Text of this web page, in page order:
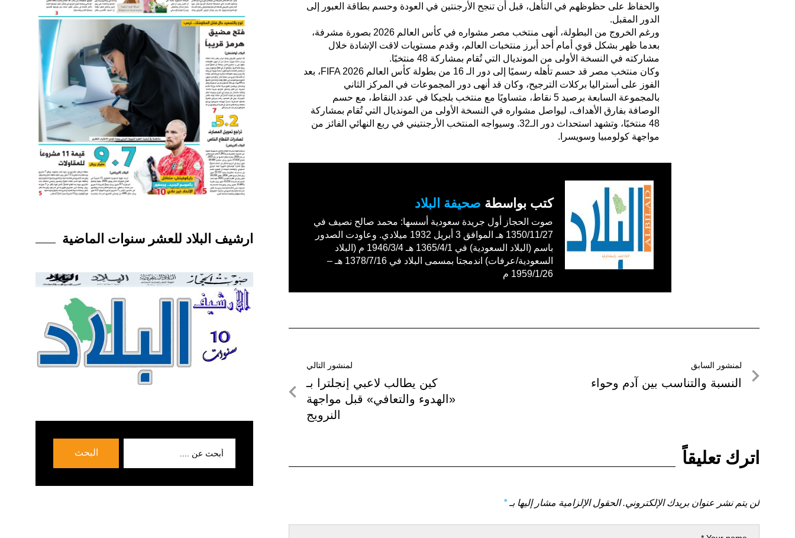
والحفاظ على حظوظهم في التأهل، قبل أن تنجح الأرجنتين في العودة وحسم بطاقة العبور إلى
الدور المقبل.
ورغم الخروج من البطولة، أنهى منتخب مصر مشواره في كأس العالم 2026 بصورة مشرفة،
بعدما ظهر بشكل قوي أمام أحد أبرز منتخبات العالم، وقدم مستويات لاقت الإشادة خلال
مشاركته في النسخة الأولى من المونديال التي تُقام بمشاركة 48 منتخبًا.
وكان منتخب مصر قد حسم تأهله رسميًا إلى دور الـ 16 من بطولة كأس العالم FIFA 2026، بعد
الفوز على أستراليا بركلات الترجيح، وكان قد أنهى دور المجموعات في المركز الثاني
بالمجموعة السابعة برصيد 5 نقاط، متساويًا مع منتخب بلجيكا في عدد النقاط، مع حسم
الوصافة بفارق الأهداف، ليواصل مشواره في النسخة الأولى من المونديال التي تُقام بمشاركة
48 منتخبًا، وتشهد استحداث دور الـ32. وسيواجه المنتخب الأرجنتيني في ربع النهائي الفائز من
مواجهة كولومبيا وسويسرا.
كتب بواسطة صحيفة البلاد
صوت الحجاز أول جريدة سعودية أسسها: محمد صالح نصيف في
1350/11/27 هـ الموافق 3 أبريل 1932 ميلادي. وعاودت الصدور
باسم (البلاد السعودية) في 1365/4/1 هـ 1946/3/4 م (البلاد
السعودية/عرفات) اندمجتا بمسمى البلاد في 1378/7/16 هـ –
1959/1/26 م
تصفّح
المقالات
لمنشور السابق
لمنشور
النسبة والتناسب بين آدم وحواء
لمنشور التالي
لمنشور
التالي
كين يطالب لاعبي إنجلترا بـ
«الهدوء والتعافي» قبل مواجهة
النرويج
اترك تعليقاً
لن يتم نشر عنوان بريدك الإلكتروني. الحقول الإلزامية مشار إليها بـ*
ارشيف البلاد للعشر سنوات الماضية
البحث